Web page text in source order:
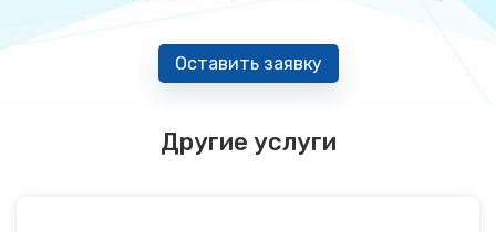
Оставить заявку
Другие услуги